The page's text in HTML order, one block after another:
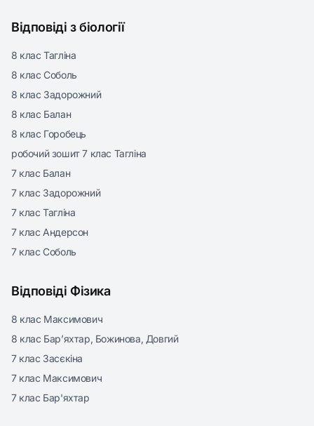
Відповіді з біології
8 клас Тагліна
8 клас Соболь
8 клас Задорожний
8 клас Балан
8 клас Горобець
робочий зошит 7 клас Тагліна
7 клас Балан
7 клас Задорожний
7 клас Тагліна
7 клас Андерсон
7 клас Соболь
Відповіді Фізика
8 клас Максимович
8 клас Бар’яхтар, Божинова, Довгий
7 клас Засєкіна
7 клас Максимович
7 клас Бар'яхтар